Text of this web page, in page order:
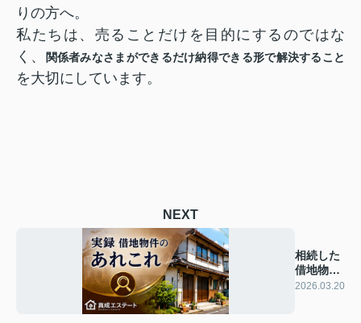
りの方へ。
私たちは、売ることだけを目的にするのではな
く、
関係者みなさまができるだけ納得できる形で解決すること
を大切にしています。
NEXT
相続した
借地物件
の処分
2026.03.20